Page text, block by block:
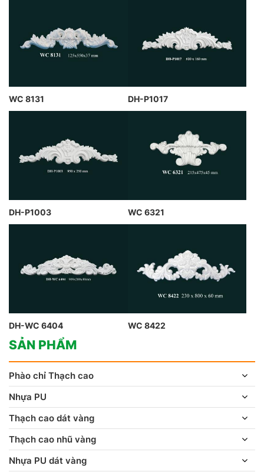
WC 8131 DH-P1017
DH-P1003 WC 6321
DH-WC 6404 WC 8422
SẢN PHẨM
Phào chỉ Thạch cao
Nhựa PU
Thạch cao dát vàng
Thạch cao nhũ vàng
Nhựa PU dát vàng